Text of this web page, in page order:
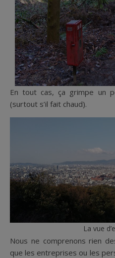
En tout cas, ça grimpe un
(surtout s’il fait chaud).
La vue
Nous ne comprenons rien
que les entreprises ou les